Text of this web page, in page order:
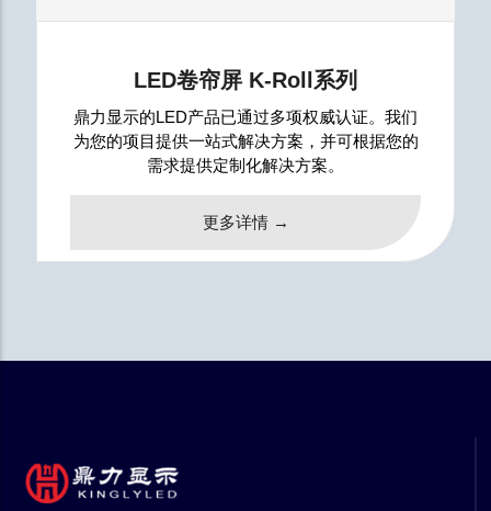
LED卷帘屏 K-Roll系列
鼎力显示的LED产品已通过多项权威认证。我们
为您的项目提供一站式解决方案，并可根据您的
需求提供定制化解决方案。
更多详情 →